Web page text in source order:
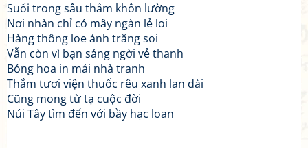
Suối trong sâu thẳm khôn lường
Nơi nhàn chỉ có mây ngàn lẻ loi
Hàng thông loe ánh trăng soi
Vẫn còn vì bạn sáng ngời vẻ thanh
Bóng hoa in mái nhà tranh
Thắm tươi viện thuốc rêu xanh lan dài
Cũng mong từ tạ cuộc đời
Núi Tây tìm đến với bầy hạc loan